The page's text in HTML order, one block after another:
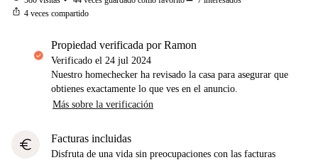
ios_share 4 veces compartido
propiedad verificada por Ramon
Verificado el 24 jul 2024
Nuestro homechecker ha revisado la casa para asegurar que
obtienes exactamente lo que ves en el anuncio.
Más sobre la verificación
euro Facturas incluidas
Disfruta de una vida sin preocupaciones con las facturas